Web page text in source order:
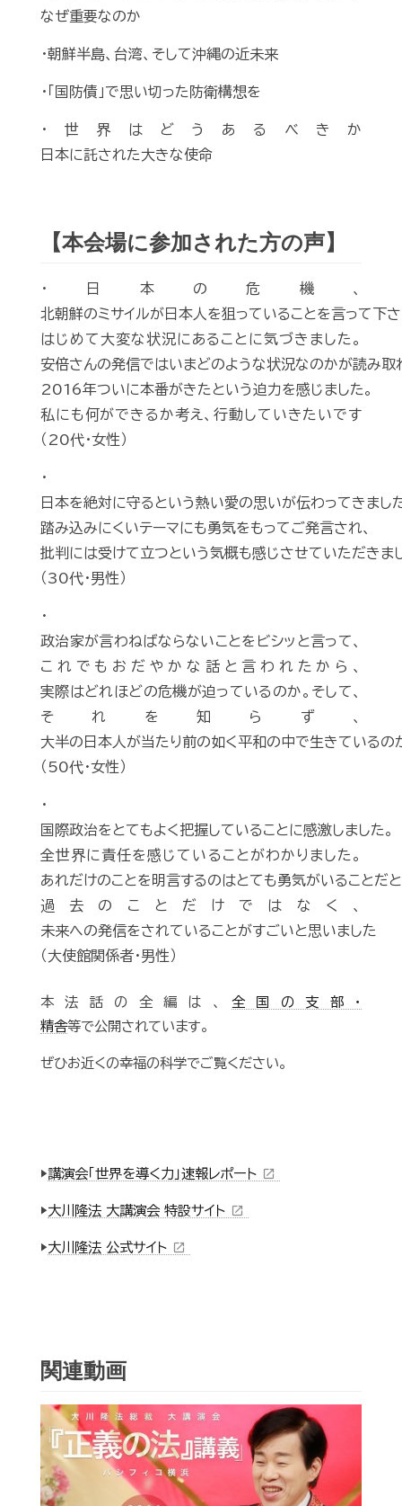
なぜ重要なのか
・朝鮮半島、台湾、そして沖縄の近未来
・「国防債」で思い切った防衛構想を
・世界はどうあるべきか
日本に託された大きな使命
【本会場に参加された方の声】
・日本の危機、
北朝鮮のミサイルが日本人を狙っていることを言って下さ
はじめて大変な状況にあることに気づきました。
安倍さんの発信ではいまどのような状況なのかが読み取
2016年ついに本番がきたという迫力を感じました。
私にも何ができるか考え、行動していきたいです
（20代・女性）
・
日本を絶対に守るという熱い愛の思いが伝わってきまし
踏み込みにくいテーマにも勇気をもってご発言され、
批判には受けて立つという気概も感じさせていただきま
（30代・男性）
・
政治家が言わねばならないことをビシッと言って、
これでもおだやかな話と言われたから、
実際はどれほどの危機が迫っているのか。そして、
それを知らず、
大半の日本人が当たり前の如く平和の中で生きているの
（50代・女性）
・
国際政治をとてもよく把握していることに感激しました。
全世界に責任を感じていることがわかりました。
あれだけのことを明言するのはとても勇気がいることだと
過去のことだけではなく、
未来への発信をされていることがすごいと思いました
（大使館関係者・男性）
本法話の全編は、全国の支部・
精舎等で公開されています。
ぜひお近くの幸福の科学でご覧ください。
▶講演会「世界を導く力」速報レポート open_in_new
▶大川隆法 大講演会 特設サイト open_in_new
▶大川隆法 公式サイト open_in_new
関連動画